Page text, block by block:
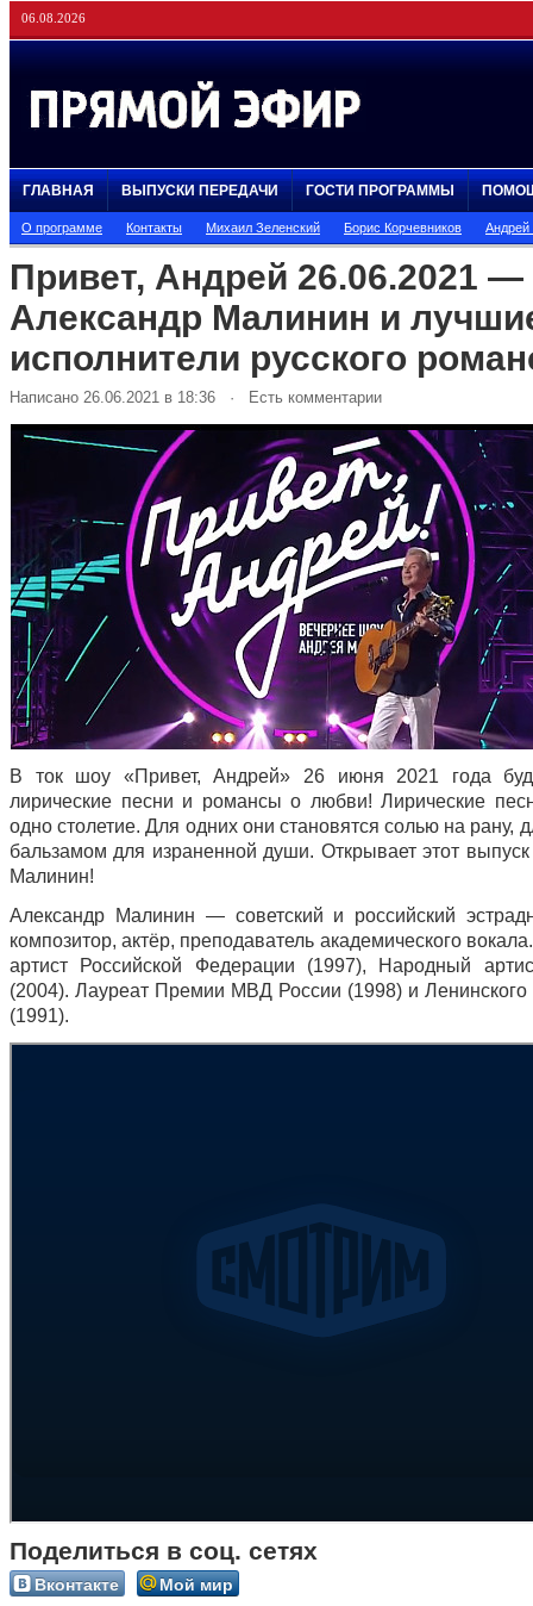
06.08.2026
ГЛАВНАЯ ВЫПУСКИ ПЕРЕДАЧИ ГОСТИ ПРОГРАММЫ
О программе Контакты Михаил Зеленский Борис Корчевников
Привет, Андрей 26.06.2021 —
Александр Малинин и
исполнители русского
Написано 26.06.2021 в 18:36 · Есть комментарии
В ток шоу «Привет, Андрей» 26 июня 2021 года
лирические песни и романсы о любви! Лирические
одно столетие. Для одних они становятся солью на рану,
бальзамом для израненной души. Открывает этот
Малинин!
Александр Малинин — советский и российский
композитор, актёр, преподаватель академического
артист Российской Федерации (1997), Народный
(2004). Лауреат Премии МВД России (1998) и Ленинского
(1991).
Поделиться в соц. сетях
Вконтакте Мой мир